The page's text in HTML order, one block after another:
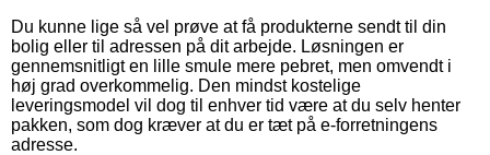
Du kunne lige så vel prøve at få produkterne sendt til din
bolig eller til adressen på dit arbejde. Løsningen er
gennemsnitligt en lille smule mere pebret, men omvendt i
høj grad overkommelig. Den mindst kostelige
leveringsmodel vil dog til enhver tid være at du selv henter
pakken, som dog kræver at du er tæt på e-forretningens
adresse.